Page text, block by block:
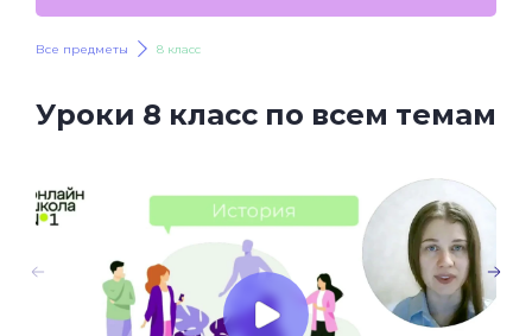
Все предметы 8 класс
Уроки 8 класс по всем темам